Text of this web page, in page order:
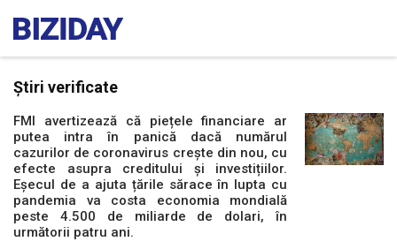
Știri verificate
FMI avertizează că piețele financiare ar
putea intra în panică dacă numărul
cazurilor de coronavirus crește din nou, cu
efecte asupra creditului și investițiilor.
Eșecul de a ajuta țările sărace în lupta cu
pandemia va costa economia mondială
peste 4.500 de miliarde de dolari, în
următorii patru ani.